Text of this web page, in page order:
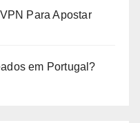
Para Apostar
em Portugal?